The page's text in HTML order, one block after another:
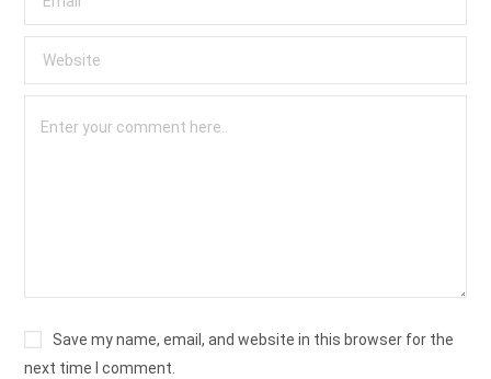
Save my name, email, and website in this browser for the
next time I comment.